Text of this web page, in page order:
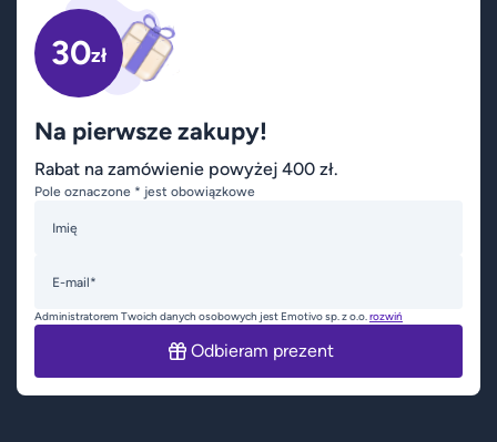
30zł
Na pierwsze zakupy!
Rabat na zamówienie powyżej 400 zł.
Pole oznaczone * jest obowiązkowe
Imię
E-mail*
Administratorem Twoich danych osobowych jest Emotivo sp. z o.o.rozwiń
Odbieram prezent